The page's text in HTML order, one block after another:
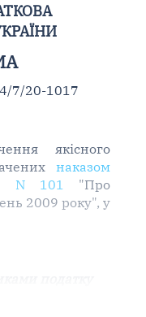
7/20-1017
якісного
наказом
N 101 "Про
2009 року", у